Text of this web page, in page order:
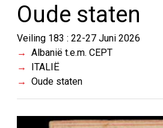
Oude staten
Veiling 183 : 22-27 Juni 2026
Albanië t.e.m. CEPT
ITALIË
Oude staten